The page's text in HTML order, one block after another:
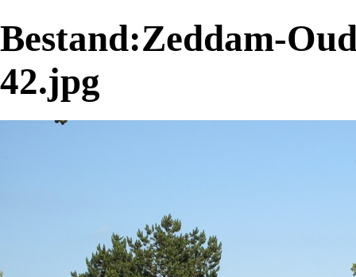
Bestand:Zeddam-
42.jpg